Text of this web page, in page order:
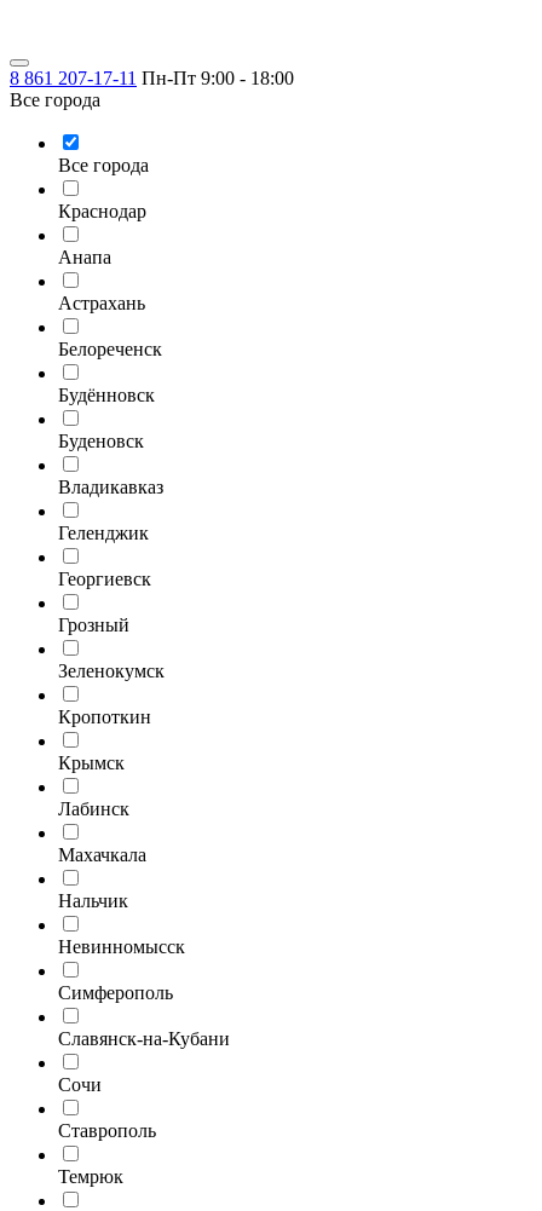
8 861 207-17-11 Пн-Пт 9:00 - 18:00
Все города
Все города
Краснодар
Анапа
Астрахань
Белореченск
Будённовск
Буденовск
Владикавказ
Геленджик
Георгиевск
Грозный
Зеленокумск
Кропоткин
Крымск
Лабинск
Махачкала
Нальчик
Невинномысск
Симферополь
Славянск-на-Кубани
Сочи
Ставрополь
Темрюк